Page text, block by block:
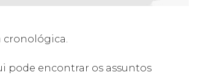
cronológica.
pode encontrar os assuntos